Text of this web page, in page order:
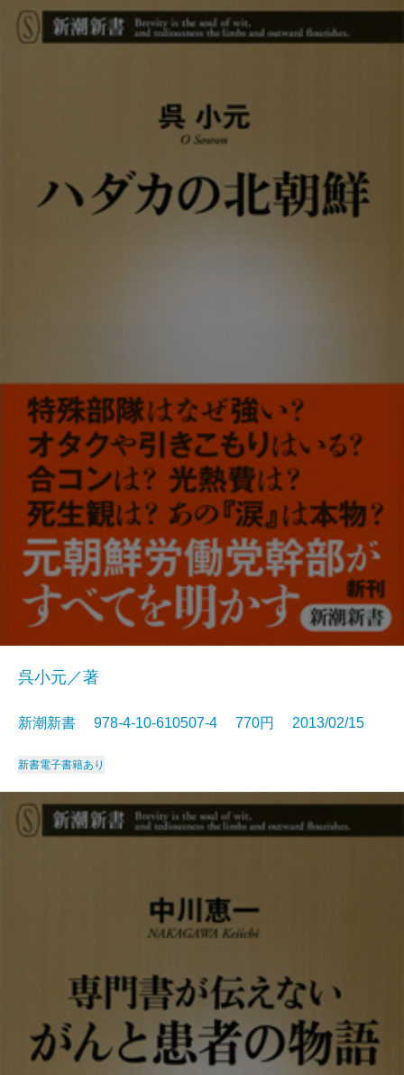
呉小元／著
新潮新書 978-4-10-610507-4 770円 2013/02/15
新書電子書籍あり